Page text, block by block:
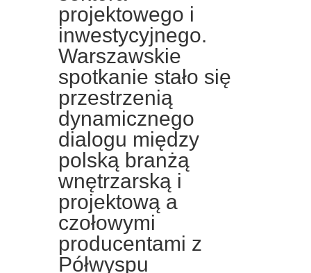
projektowego i
inwestycyjnego.
Warszawskie
spotkanie stało się
przestrzenią
dynamicznego
dialogu między
polską branżą
wnętrzarską i
projektową a
czołowymi
producentami z
Półwyspu